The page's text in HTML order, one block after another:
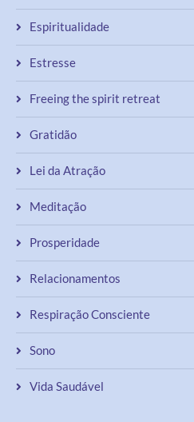
Espiritualidade
Estresse
Freeing the spirit retreat
Gratidão
Lei da Atração
Meditação
Prosperidade
Relacionamentos
Respiração Consciente
Sono
Vida Saudável